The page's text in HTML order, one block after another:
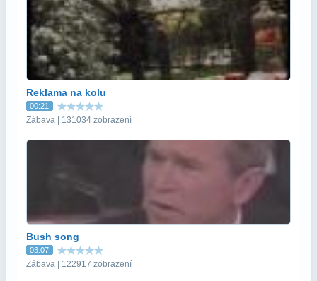
Reklama na kolu
00:21
Zábava | 131034 zobrazení
Bush song
03:07
Zábava | 122917 zobrazení